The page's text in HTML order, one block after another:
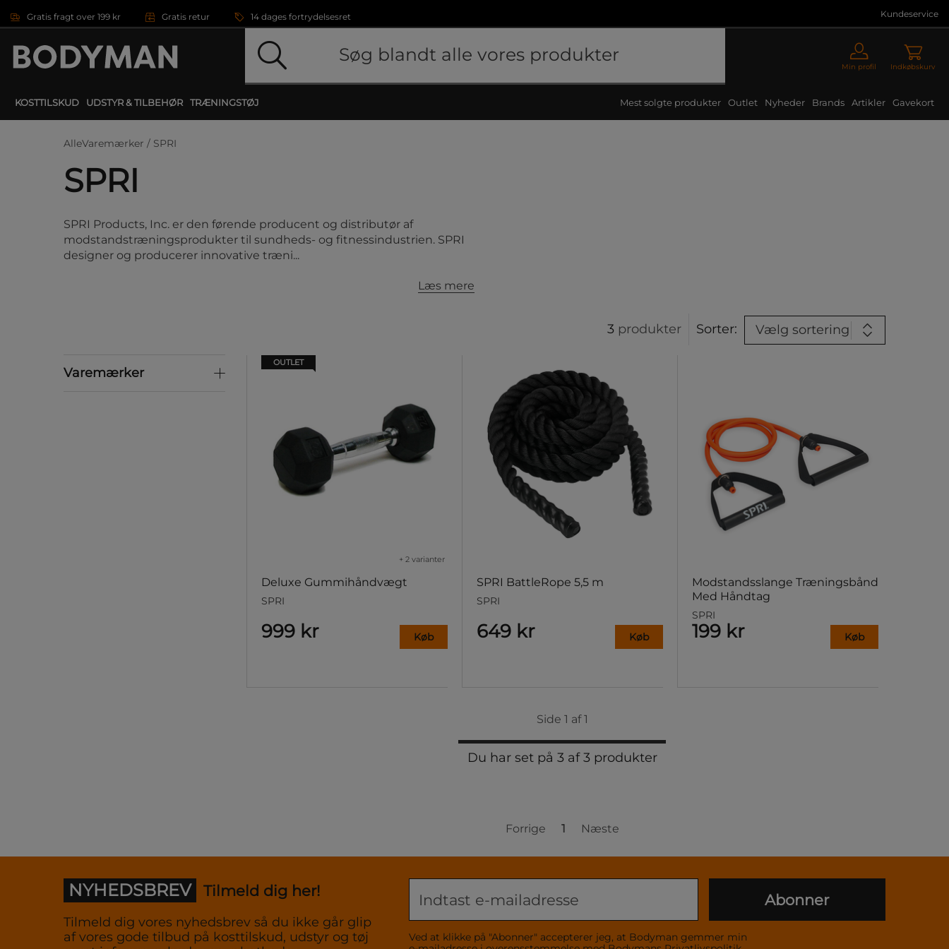
Gratis fragt over 199 kr Gratis retur 14 dages fortrydelsesret Kundeservice
Min profil Indkøbskurv
KOSTTILSKUD UDSTYR & TILBEHØR TRÆNINGSTØJ Mest solgte produkter Outlet Nyheder Brands Artikler Gavekort
AlleVaremærker / SPRI
SPRI
SPRI Products, Inc. er den førende producent og distributør af
modstandstræningsprodukter til sundheds- og fitnessindustrien. SPRI
designer og producerer innovative træni...
Læs mere
3 produkter Sorter: Vælg sortering
VaremærkerVaremærker
OUTLET
Deluxe Gummihåndvægt
+ 2 varianter
SPRI
999 kr Køb
SPRI BattleRope 5,5 m
SPRI
649 kr Køb
Modstandsslange Træningsbånd
Med Håndtag
SPRI
199 kr Køb
Side 1 af 1
Du har set på 3 af 3 produkter
Forrige 1 Næste
NYHEDSBREV Tilmeld dig her!
Tilmeld dig vores nyhedsbrev så du ikke går glip
af vores gode tilbud på kosttilskud, udstyr og tøj
Ved at klikke på "Abonner" accepterer jeg, at Bodyman gemmer min
Abonner